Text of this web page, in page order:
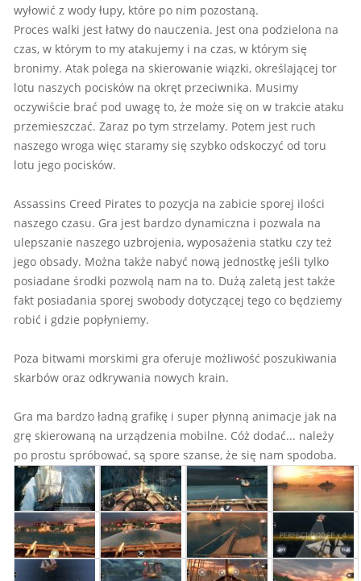
wyłowić z wody łupy, które po nim pozostaną.
Proces walki jest łatwy do nauczenia. Jest ona podzielona na
czas, w którym to my atakujemy i na czas, w którym się
bronimy. Atak polega na skierowanie wiązki, określającej tor
lotu naszych pocisków na okręt przeciwnika. Musimy
oczywiście brać pod uwagę to, że może się on w trakcie ataku
przemieszczać. Zaraz po tym strzelamy. Potem jest ruch
naszego wroga więc staramy się szybko odskoczyć od toru
lotu jego pocisków.
Assassins Creed Pirates to pozycja na zabicie sporej ilości
naszego czasu. Gra jest bardzo dynamiczna i pozwala na
ulepszanie naszego uzbrojenia, wyposażenia statku czy też
jego obsady. Można także nabyć nową jednostkę jeśli tylko
posiadane środki pozwolą nam na to. Dużą zaletą jest także
fakt posiadania sporej swobody dotyczącej tego co będziemy
robić i gdzie popłyniemy.
Poza bitwami morskimi gra oferuje możliwość poszukiwania
skarbów oraz odkrywania nowych krain.
Gra ma bardzo ładną grafikę i super płynną animacje jak na
grę skierowaną na urządzenia mobilne. Cóż dodać... należy
po prostu spróbować, są spore szanse, że się nam spodoba.